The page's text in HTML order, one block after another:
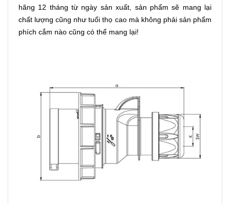
hãng 12 tháng từ ngày sản xuất, sản phẩm sẽ mang lại
chất lượng cũng như tuổi thọ cao mà không phải sản phẩm
phích cắm nào cũng có thể mang lại!